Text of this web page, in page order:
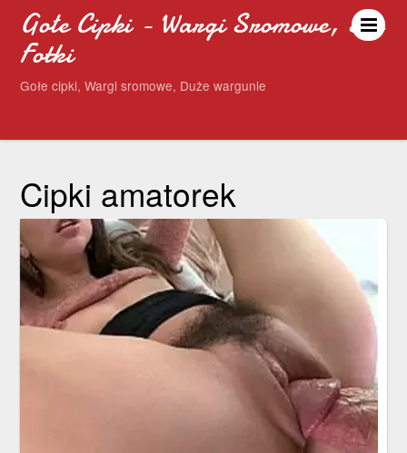
Gołe Cipki - Wargi Sromowe, Sex
Fotki
Gołe cipki, Wargi sromowe, Duże wargunie
Cipki amatorek